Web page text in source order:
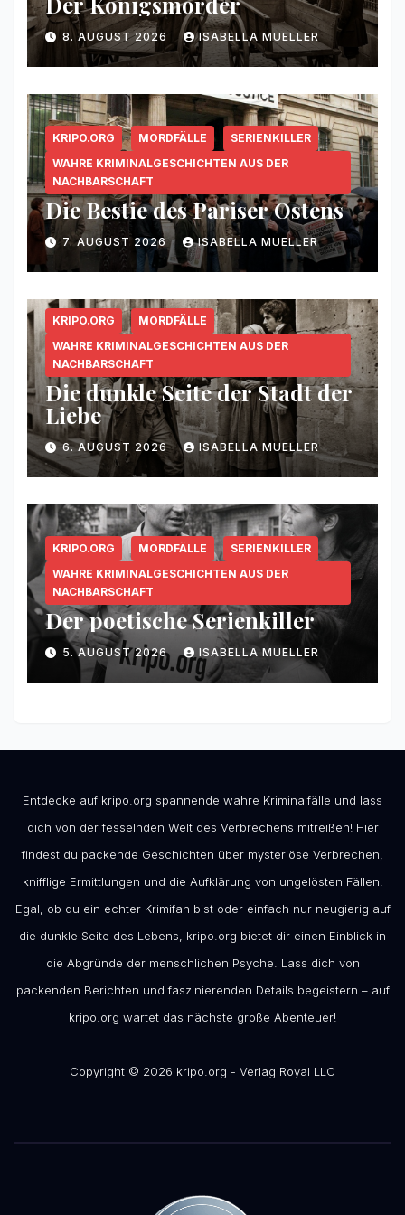
8. AUGUST 2026 ISABELLA MUELLER
KRIPO.ORG MORDFÄLLE
SERIENKILLER
WAHRE KRIMINALGESCHICHTEN AUS DER
NACHBARSCHAFT
Die Bestie des Pariser Ostens
7. AUGUST 2026 ISABELLA MUELLER
KRIPO.ORG
MORDFÄLLE
WAHRE KRIMINALGESCHICHTEN AUS DER
NACHBARSCHAFT
Die dunkle Seite der Stadt der
Liebe
6. AUGUST 2026 ISABELLA MUELLER
KRIPO.ORG MORDFÄLLE
SERIENKILLER
WAHRE KRIMINALGESCHICHTEN AUS DER
NACHBARSCHAFT
Der poetische Serienkiller
5. AUGUST 2026 ISABELLA MUELLER
Entdecke auf kripo.org spannende wahre Kriminalfälle und lass
dich von der fesselnden Welt des Verbrechens mitreißen! Hier
findest du packende Geschichten über mysteriöse Verbrechen,
knifflige Ermittlungen und die Aufklärung von ungelösten Fällen.
Egal, ob du ein echter Krimifan bist oder einfach nur neugierig auf
die dunkle Seite des Lebens, kripo.org bietet dir einen Einblick in
die Abgründe der menschlichen Psyche. Lass dich von
packenden Berichten und faszinierenden Details begeistern – auf
kripo.org wartet das nächste große Abenteuer!
Copyright © 2026 kripo.org - Verlag Royal LLC